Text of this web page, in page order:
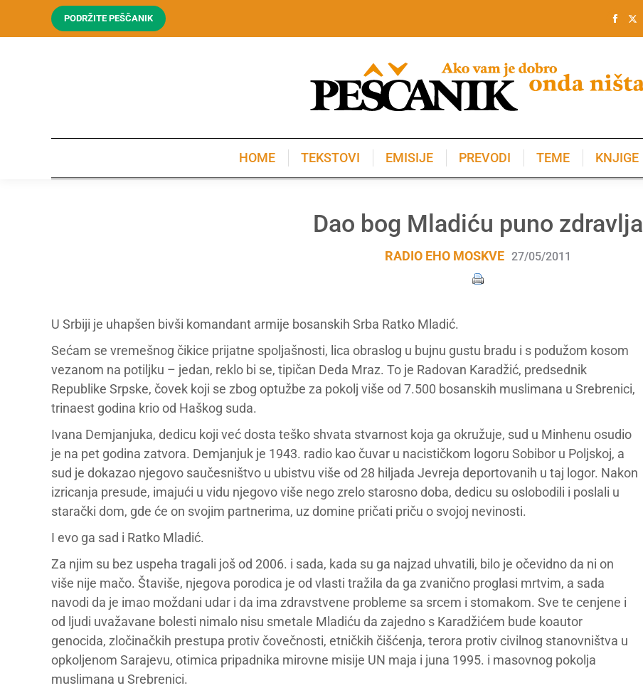
PODRŽITE PEŠČANIK
HOME TEKSTOVI EMISIJE PREVODI TEME KNJIGE
Dao bog Mladiću puno zdravlja
RADIO EHO MOSKVE 27/05/2011
U Srbiji je uhapšen bivši komandant armije bosanskih Srba Ratko Mladić.
Sećam se vremešnog čikice prijatne spoljašnosti, lica obraslog u bujnu gustu bradu i s podužom kosom
vezanom na potiljku – jedan, reklo bi se, tipičan Deda Mraz. To je Radovan Karadžić, predsednik
Republike Srpske, čovek koji se zbog optužbe za pokolj više od 7.500 bosanskih muslimana u Srebrenici,
trinaest godina krio od Haškog suda.
Ivana Demjanjuka, dedicu koji već dosta teško shvata stvarnost koja ga okružuje, sud u Minhenu osudio
je na pet godina zatvora. Demjanjuk je 1943. radio kao čuvar u nacističkom logoru Sobibor u Poljskoj, a
sud je dokazao njegovo saučesništvo u ubistvu više od 28 hiljada Jevreja deportovanih u taj logor. Nakon
izricanja presude, imajući u vidu njegovo više nego zrelo starosno doba, dedicu su oslobodili i poslali u
starački dom, gde će on svojim partnerima, uz domine pričati priču o svojoj nevinosti.
I evo ga sad i Ratko Mladić.
Za njim su bez uspeha tragali još od 2006. i sada, kada su ga najzad uhvatili, bilo je očevidno da ni on
više nije mačo. Štaviše, njegova porodica je od vlasti tražila da ga zvanično proglasi mrtvim, a sada
navodi da je imao moždani udar i da ima zdravstvene probleme sa srcem i stomakom. Sve te cenjene i
od ljudi uvažavane bolesti nimalo nisu smetale Mladiću da zajedno s Karadžićem bude koautor
genocida, zločinačkih prestupa protiv čovečnosti, etničkih čišćenja, terora protiv civilnog stanovništva u
opkoljenom Sarajevu, otimica pripadnika mirovne misije UN maja i juna 1995. i masovnog pokolja
muslimana u Srebrenici.
KNJIGE